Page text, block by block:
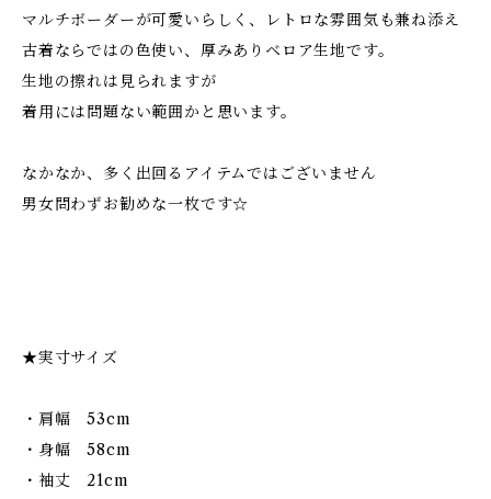
マルチボーダーが可愛いらしく、レトロな雰囲気も兼ね添え
古着ならではの色使い、厚みありベロア生地です。
生地の擦れは見られますが
着用には問題ない範囲かと思います。
なかなか、多く出回るアイテムではございません
男女問わずお勧めな一枚です☆
★実寸サイズ
・肩幅 53cm
・身幅 58cm
・袖丈 21cm